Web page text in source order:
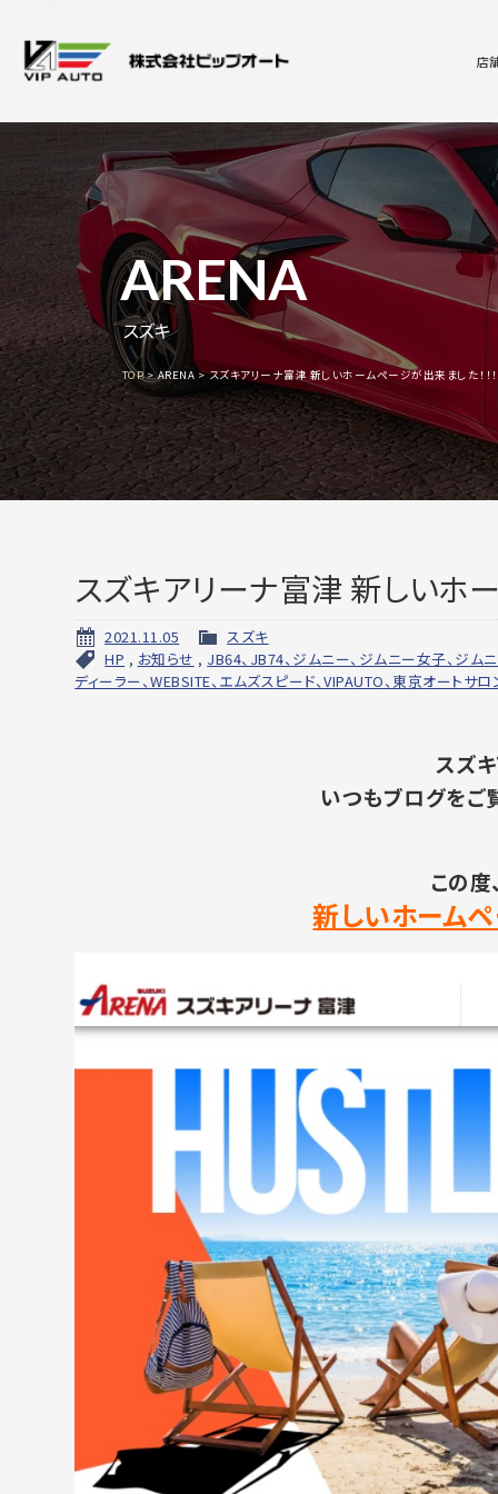
店
ARENA
スズキ
TOP ARENA スズキアリーナ富津 新しいホームページが出来ました！！！
スズキアリーナ富津 新しいホ
2021.11.05
スズキ
HP , お知らせ , JB64、JB74、ジムニー、ジムニー女子、ジム
ディーラー、WEBSITE、エムズスピード、VIPAUTO、東京オートサロ
スズ
いつもブログをご
この度
新しいホーム